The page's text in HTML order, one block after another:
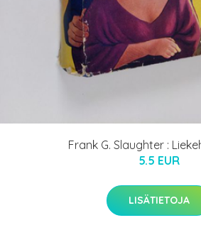
Frank G. Slaughter :
5.5 EUR
LISÄTIETOJA